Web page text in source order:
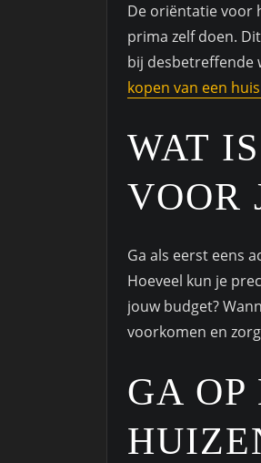
De oriëntatie voor
prima zelf doen.
bij desbetreffende
kopen van een
WAT
VOOR
Ga als eerst eens
Hoeveel kun je
jouw budget?
voorkomen en
GA